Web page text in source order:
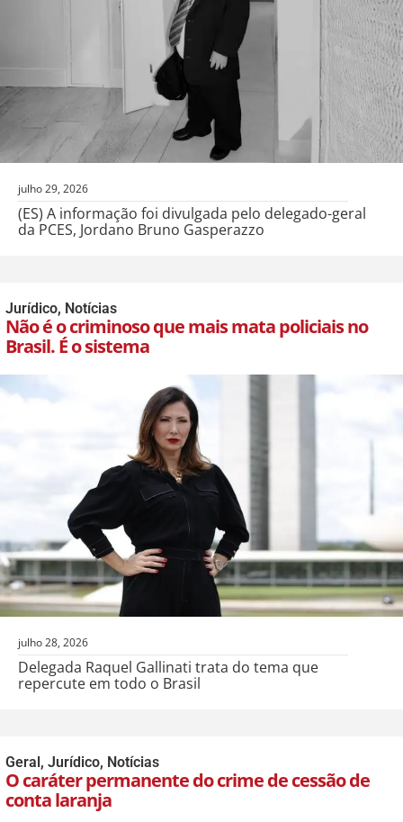
julho 29, 2026
(ES) A informação foi divulgada pelo delegado-geral
da PCES, Jordano Bruno Gasperazzo
Jurídico, Notícias
Não é o criminoso que mais mata policiais no
Brasil. É o sistema
julho 28, 2026
Delegada Raquel Gallinati trata do tema que
repercute em todo o Brasil
Geral, Jurídico, Notícias
O caráter permanente do crime de cessão de
conta laranja